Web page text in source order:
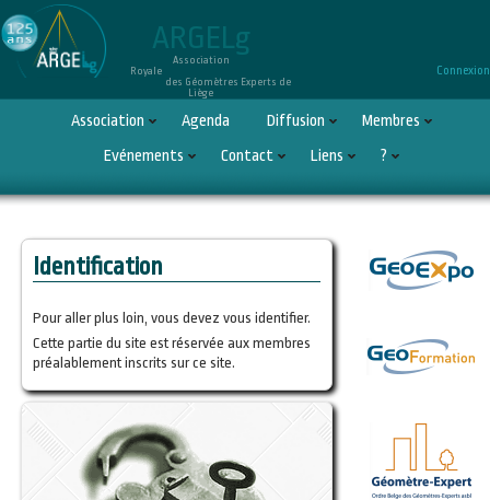
ARGELg
Association
Royale
des Géomètres Experts de
Liège
Connexion
Association Agenda Diffusion
Membres
Evénements
Contact Liens ?
Identification
Pour aller plus loin, vous devez vous identifier.
Cette partie du site est réservée aux membres
préalablement inscrits sur ce site.